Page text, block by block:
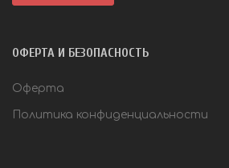
ОФЕРТА И БЕЗОПАСНОСТЬ
Оферта
Политика конфиденциальности